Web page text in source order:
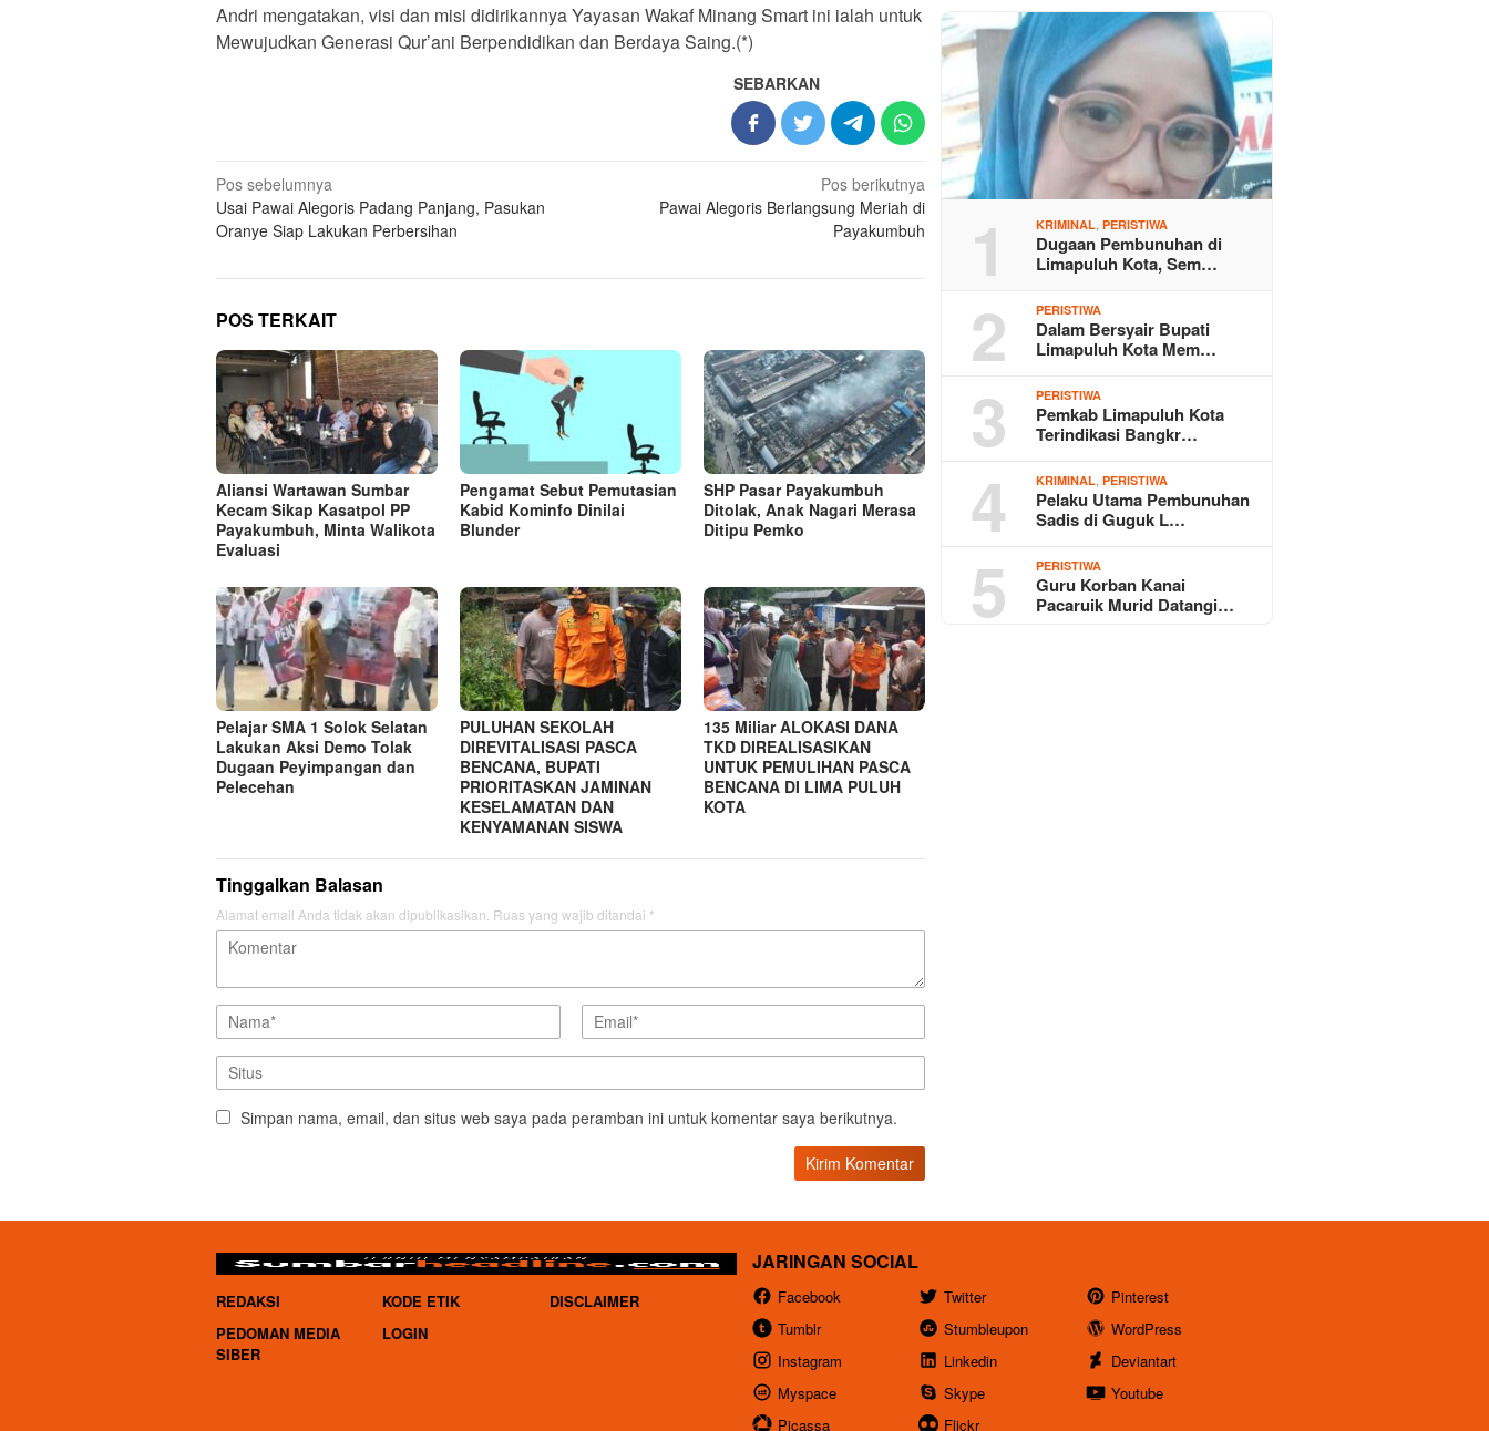
Andri mengatakan, visi dan misi didirikannya Yayasan Wakaf Minang Smart ini ialah untuk
Mewujudkan Generasi Qur’ani Berpendidikan dan Berdaya Saing.(*)
SEBARKAN
Navigasi
pos
Pos sebelumnya
Usai Pawai Alegoris Padang Panjang, Pasukan
Oranye Siap Lakukan Perbersihan
Pos berikutnya
Pawai Alegoris Berlangsung Meriah di
Payakumbuh
POS TERKAIT
Aliansi Wartawan Sumbar
Kecam Sikap Kasatpol PP
Payakumbuh, Minta Walikota
Evaluasi
Pengamat Sebut Pemutasian
Kabid Kominfo Dinilai
Blunder
SHP Pasar Payakumbuh
Ditolak, Anak Nagari Merasa
Ditipu Pemko
Pelajar SMA 1 Solok Selatan
Lakukan Aksi Demo Tolak
Dugaan Peyimpangan dan
Pelecehan
PULUHAN SEKOLAH
DIREVITALISASI PASCA
BENCANA, BUPATI
PRIORITASKAN JAMINAN
KESELAMATAN DAN
KENYAMANAN SISWA
135 Miliar ALOKASI DANA
TKD DIREALISASIKAN
UNTUK PEMULIHAN PASCA
BENCANA DI LIMA PULUH
KOTA
Tinggalkan Balasan
Alamat email Anda tidak akan dipublikasikan. Ruas yang wajib ditandai *
Simpan nama, email, dan situs web saya pada peramban ini untuk komentar saya berikutnya.
1 KRIMINAL,PERISTIWA
Dugaan Pembunuhan di
Limapuluh Kota, Sem…
2 PERISTIWA
Dalam Bersyair Bupati
Limapuluh Kota Mem…
3 PERISTIWA
Pemkab Limapuluh Kota
Terindikasi Bangkr…
4 KRIMINAL,PERISTIWA
Pelaku Utama Pembunuhan
Sadis di Guguk L…
5 PERISTIWA
Guru Korban Kanai
Pacaruik Murid Datangi…
REDAKSI KODE ETIK
DISCLAIMER
PEDOMAN MEDIA
SIBER
LOGIN
JARINGAN SOCIAL
Facebook Twitter
Pinterest
Tumblr
Stumbleupon
WordPress
Instagram
Linkedin
Deviantart
Myspace
Skype
Youtube
Picassa
Flickr